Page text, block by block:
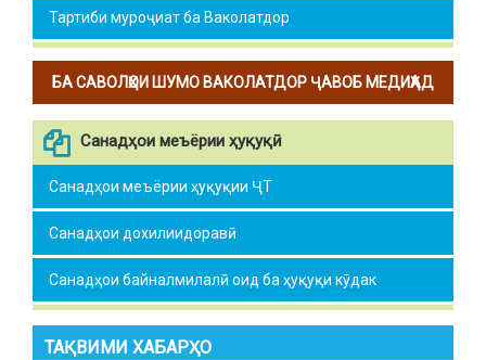
Тартиби муроҷиат ба Ваколатдор
БА САВОЛҲОИ ШУМО ВАКОЛАТДОР ҶАВОБ МЕДИҲАД
Санадҳои меъёрии ҳуқуқӣ
Санадҳои меъёрии ҳуқуқии ҶТ
Санадҳои дохилиидоравӣ
Санадҳои байналмилалӣ оид ба ҳуқуқи кӯдак
ТАҚВИМИ ХАБАРҲО